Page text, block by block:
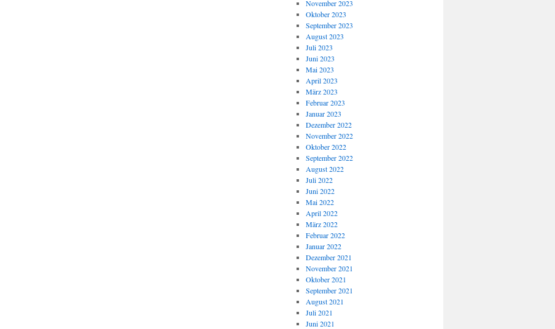
November 2023
Oktober 2023
September 2023
August 2023
Juli 2023
Juni 2023
Mai 2023
April 2023
März 2023
Februar 2023
Januar 2023
Dezember 2022
November 2022
Oktober 2022
September 2022
August 2022
Juli 2022
Juni 2022
Mai 2022
April 2022
März 2022
Februar 2022
Januar 2022
Dezember 2021
November 2021
Oktober 2021
September 2021
August 2021
Juli 2021
Juni 2021